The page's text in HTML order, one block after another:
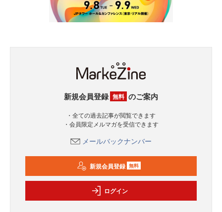
新規会員登録 無料 のご案内
・全ての過去記事が閲覧できます
・会員限定メルマガを受信できます
メールバックナンバー
新規会員登録 無料
ログイン